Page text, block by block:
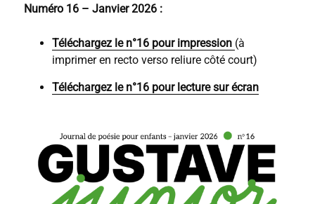
Numéro 16 – Janvier 2026 :
Téléchargez le n°16 pour impression (à
imprimer en recto verso reliure côté court)
Téléchargez le n°16 pour lecture sur écran